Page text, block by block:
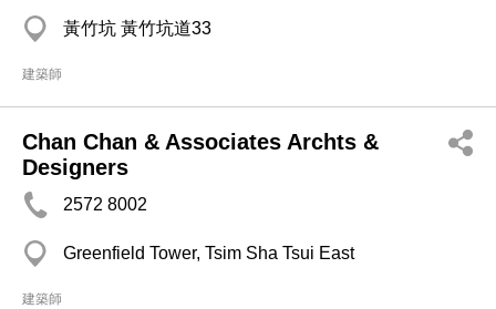
黃竹坑 黃竹坑道33
建築師
Chan Chan & Associates Archts &
Designers
2572 8002
Greenfield Tower, Tsim Sha Tsui East
建築師